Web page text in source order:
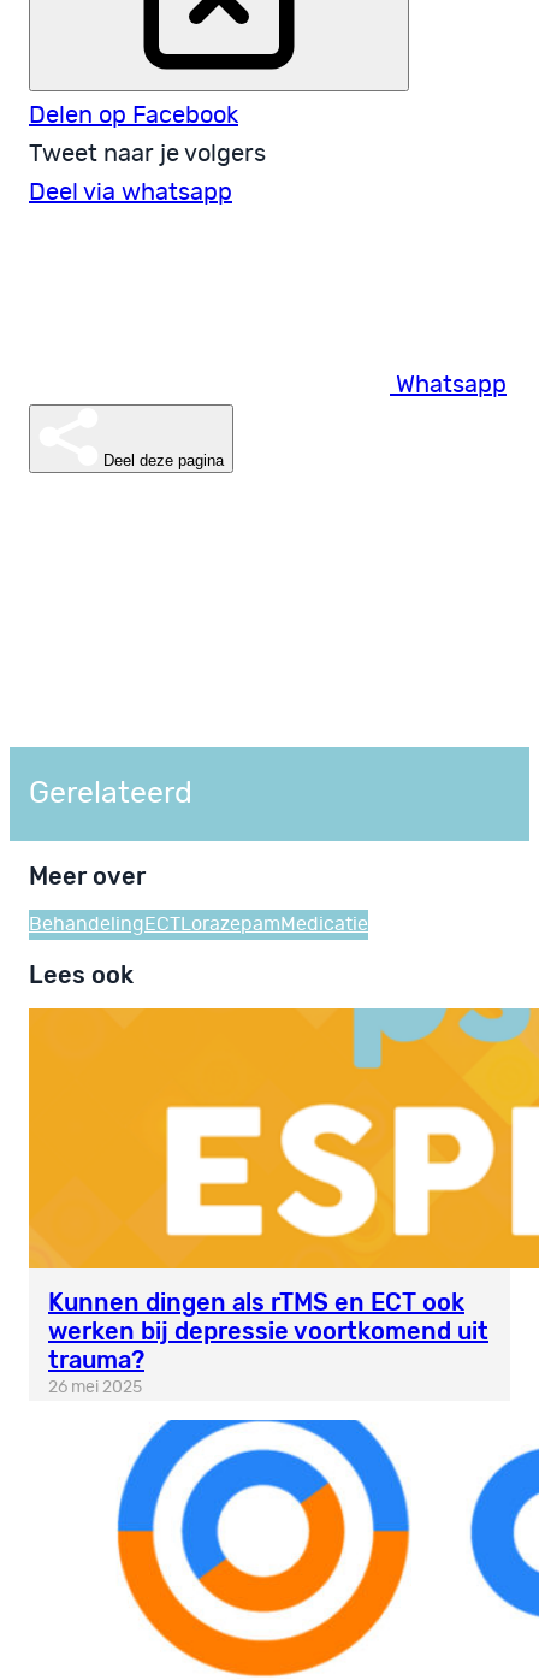
Delen op Facebook
Tweet naar je volgers
Deel via whatsapp
Whatsapp
Deel deze pagina
Gerelateerd
Meer over
Behandeling ECT Lorazepam Medicatie
Lees ook
Kunnen dingen als rTMS en ECT ook
werken bij depressie voortkomend uit
trauma?
26 mei 2025